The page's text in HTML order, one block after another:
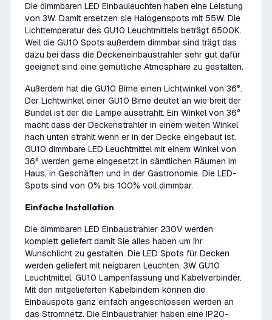
Die dimmbaren LED Einbauleuchten haben eine Leistung
von 3W. Damit ersetzen sie Halogenspots mit 55W. Die
Lichttemperatur des GU10 Leuchtmittels beträgt 6500K.
Weil die GU10 Spots außerdem dimmbar sind trägt das
dazu bei dass die Deckeneinbaustrahler sehr gut dafür
geeignet sind eine gemütliche Atmosphäre zu gestalten.
Außerdem hat die GU10 Birne einen Lichtwinkel von 36°.
Der Lichtwinkel einer GU10 Birne deutet an wie breit der
Bündel ist der die Lampe ausstrahlt. Ein Winkel von 36°
macht dass der Deckenstrahler in einem weiten Winkel
nach unten strahlt wenn er in der Decke eingebaut ist.
GU10 dimmbare LED Leuchtmittel mit einem Winkel von
36° werden gerne eingesetzt in sämtlichen Räumen im
Haus, in Geschäften und in der Gastronomie. Die LED-
Spots sind von 0% bis 100% voll dimmbar.
Einfache Installation
Die dimmbaren LED Einbaustrahler 230V werden
komplett geliefert damit Sie alles haben um Ihr
Wunschlicht zu gestalten. Die LED Spots für Decken
werden geliefert mit neigbaren Leuchten, 3W GU10
Leuchtmittel, GU10 Lampenfassung und Kabelverbinder.
Mit den mitgelieferten Kabelbindern können die
Einbauspots ganz einfach angeschlossen werden an
das Stromnetz. Die Einbaustrahler haben eine IP20-